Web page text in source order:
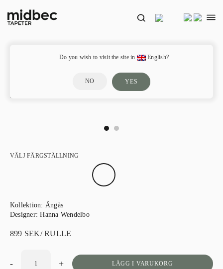
Fredrik – 13122
Kollektion: Ängås
Designer:Hanna Wendelbo
VÄLJ FÄRGSTÄLLNING
899 SEK/ RULLE
- + LÄGG I VARUKORG
Do you wish to visit the site in English?
NO YES